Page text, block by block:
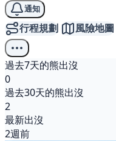
通知
行程規劃 風險地圖
過去7天的熊出沒
0
過去30天的熊出沒
2
最新出沒
2週前